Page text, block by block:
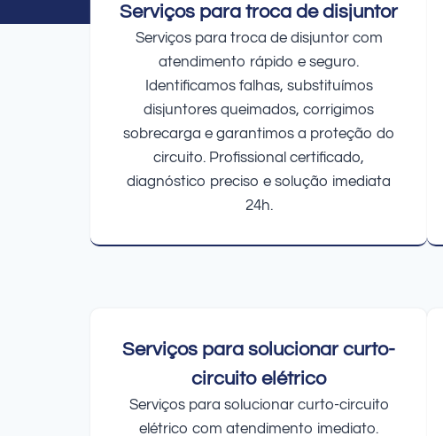
Serviços para troca de disjuntor
Serviços para troca de disjuntor com
atendimento rápido e seguro.
Identificamos falhas, substituímos
disjuntores queimados, corrigimos
sobrecarga e garantimos a proteção do
circuito. Profissional certificado,
diagnóstico preciso e solução imediata
24h.
Serviços para solucionar curto-
circuito elétrico
Serviços para solucionar curto-circuito
elétrico com atendimento imediato.